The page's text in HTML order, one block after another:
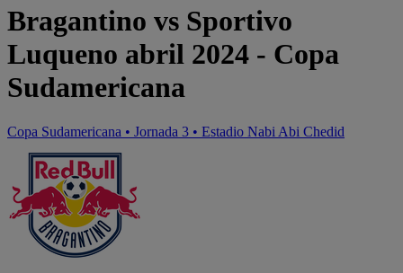
Bragantino vs Sportivo
Luqueno abril 2024 - Copa
Sudamericana
Copa Sudamericana • Jornada 3 • Estadio Nabi Abi Chedid